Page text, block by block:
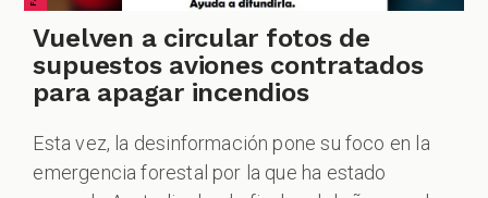
Vuelven a circular fotos de
supuestos aviones contratados
para apagar incendios
Esta vez, la desinformación pone su foco en la
emergencia forestal por la que ha estado